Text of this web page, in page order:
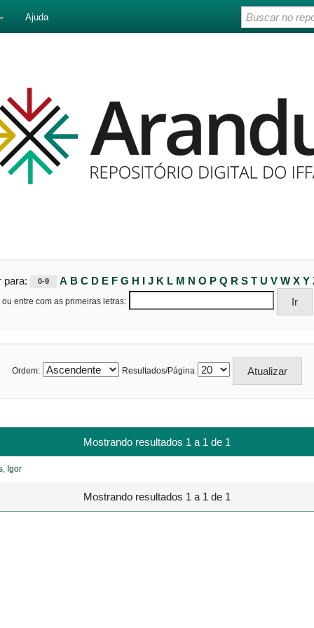
Ajuda
para: 0-9 A B C D E F G H I J K L M N O P Q R S T U V W X Y
ou entre com as primeiras letras:
Ordem: Resultados/Página
Mostrando resultados 1 a 1 de 1
Igor
Mostrando resultados 1 a 1 de 1